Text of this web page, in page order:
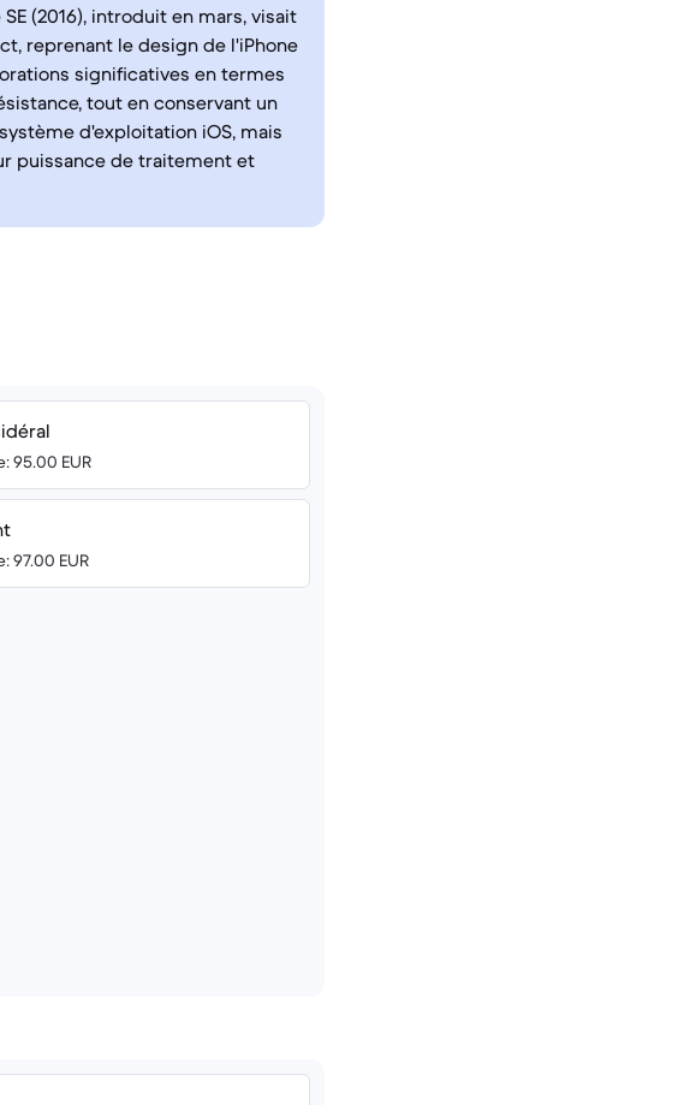
(2016), introduit en mars, visait
reprenant le design de l'iPhone
significatives en termes
tout en conservant un
d'exploitation iOS, mais
puissance de traitement et
95.00 EUR
97.00 EUR